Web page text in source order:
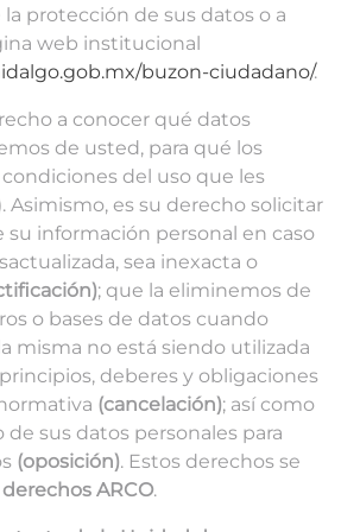
protección de sus datos o a
web institucional
buzon-ciudadano/.
a conocer qué datos
de usted, para qué los
del uso que les
Asimismo, es su derecho solicitar
su información personal en caso
sea inexacta o
; que la eliminemos de
o bases de datos cuando
misma no está siendo utilizada
deberes y obligaciones
(cancelación); así como
de sus datos personales para
(oposición). Estos derechos se
derechos ARCO.